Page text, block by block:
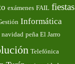
exámenes FAIL fiestas
Informática
navidad peña El Jarro
Telefónica